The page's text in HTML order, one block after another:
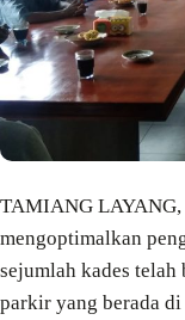
TAMIANG
mengoptimalkan
sejumlah kades telah
parkir yang berada